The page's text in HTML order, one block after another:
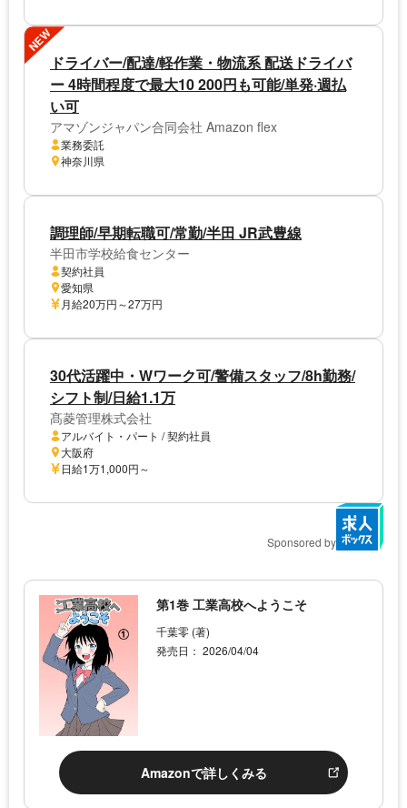
NEW
ドライバー/配達/軽作業・物流系 配送ドライバ
ー 4時間程度で最大10 200円も可能/単発·週払
い可
アマゾンジャパン合同会社 Amazon flex
業務委託
神奈川県
調理師/早期転職可/常勤/半田 JR武豊線
半田市学校給食センター
契約社員
愛知県
月給20万円～27万円
30代活躍中・Wワーク可/警備スタッフ/8h勤務/
シフト制/日給1.1万
髙菱管理株式会社
アルバイト・パート / 契約社員
大阪府
日給1万1,000円～
Sponsored by
第1巻 工業高校へようこそ
千葉零 (著)
発売日： 2026/04/04
Amazonで詳しくみる